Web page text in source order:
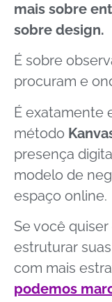
mais sobre
sobre design.
É sobre
procuram e
É exatamente
método
presença
modelo de
espaço online.
Se você
estruturar
com mais
podemos